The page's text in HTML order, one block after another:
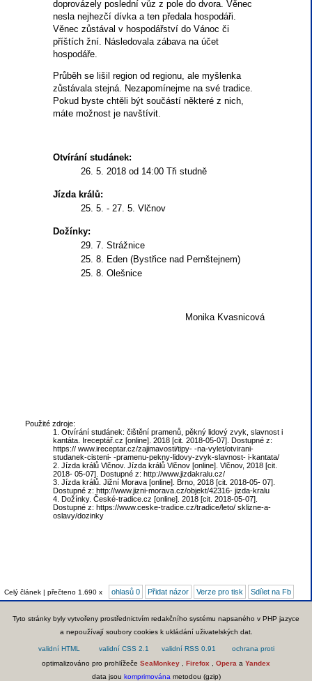
doprovázely poslední vůz z pole do dvora. Věnec
nesla nejhezčí dívka a ten předala hospodáři.
Věnec zůstával v hospodářství do Vánoc či
příštích žní. Následovala zábava na účet
hospodáře.
Průběh se lišil region od regionu, ale myšlenka
zůstávala stejná. Nezapomínejme na své tradice.
Pokud byste chtěli být součástí některé z nich,
máte možnost je navštívit.
Otvírání studánek:
26. 5. 2018 od 14:00 Tři studně
Jízda králů:
25. 5. - 27. 5. Vlčnov
Dožínky:
29. 7. Strážnice
25. 8. Eden (Bystřice nad Pernštejnem)
25. 8. Olešnice
Monika Kvasnicová
Použité zdroje:
1. Otvírání studánek: čištění pramenů, pěkný lidový zvyk, slavnost i
kantáta. Ireceptář.cz [online]. 2018 [cit. 2018-05-07]. Dostupné z:
https:// www.ireceptar.cz/zajimavosti/tipy- -na-vylet/otvirani-
studanek-cisteni- -pramenu-pekny-lidovy-zvyk-slavnost- i-kantata/
2. Jízda králů Vlčnov. Jízda králů Vlčnov [online]. Vlčnov, 2018 [cit.
2018- 05-07]. Dostupné z: http://www.jizdakralu.cz/
3. Jízda králů. Jižní Morava [online]. Brno, 2018 [cit. 2018-05- 07].
Dostupné z: http://www.jizni-morava.cz/objekt/42316- jizda-kralu
4. Dožínky. České-tradice.cz [online]. 2018 [cit. 2018-05-07].
Dostupné z: https://www.ceske-tradice.cz/tradice/leto/ sklizne-a-
oslavy/dozinky
Celý článek | přečteno 1.690 x ohlasů 0 Přidat názor Verze pro tisk Sdílet na Fb
Tyto stránky byly vytvořeny prostřednictvím redakčního systému napsaného v PHP jazyce
a nepoužívají soubory cookies k ukládání uživatelských dat.
optimalizováno pro prohlížeče SeaMonkey Firefox Opera a Yandex
data jsou komprimována metodou (gzip)